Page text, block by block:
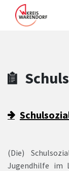
Zum
Zum
Zum
Zum Hauptinhalt
(Die)
Jugendhilfe im